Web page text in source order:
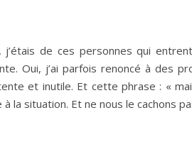
j’étais de ces personnes qui
Oui, j’ai parfois renoncé à des
et inutile. Et cette phrase : «
la situation. Et ne nous le cachons